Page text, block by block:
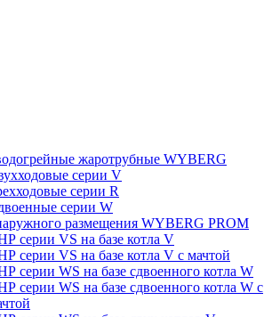
жаротрубные WYBERG
серии V
серии R
серии W
размещения WYBERG PROM
серии VS на базе котла V
серии VS на базе котла V с мачтой
серии WS на базе сдвоенного котла W
серии WS на базе сдвоенного котла W с